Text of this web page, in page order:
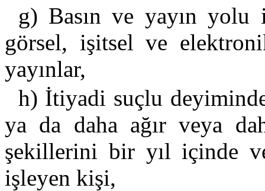
g) Basın ve yayın yolu
görsel, işitsel ve
yayınlar,
h) İtiyadi suçlu
ya da daha ağır veya
şekillerini bir yıl içinde
işleyen kişi,